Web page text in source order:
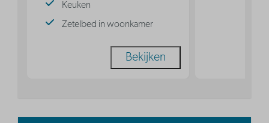
Keuken
Zetelbed in woonkamer
Bekijken